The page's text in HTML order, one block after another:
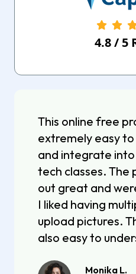
4.8/ 5
This online free
extremely easy
and integrate
tech classes. The
out great and
I liked having
upload pictures.
also easy to
Monika L.